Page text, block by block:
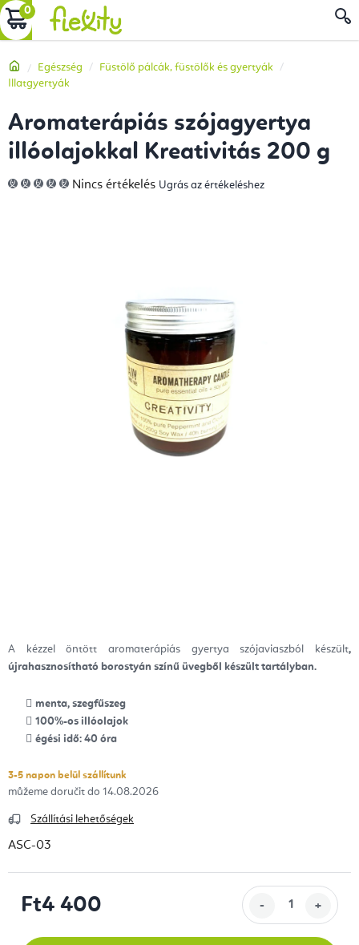
Ugrás
a
tartalomhoz
KOSÁR
Kezdőlap
Egészség
Füstölő pálcák, füstölők és gyertyák
Illatgyertyák
A kézzel öntött aromaterápiás gyertya szójaviaszból készült,
újrahasznosítható borostyán színű üvegből készült tartályban.
menta, szegfűszeg
100%-os illóolajok
égési idő: 40 óra
3-5 napon belül szállítunk
14.08.2026
Szállítási lehetőségek
ASC-03
Ft4 400
Aromaterápiás szójagyertya
illóolajokkal Kreativitás 200 g
A
termék
Nincs értékelés Ugrás az értékeléshez